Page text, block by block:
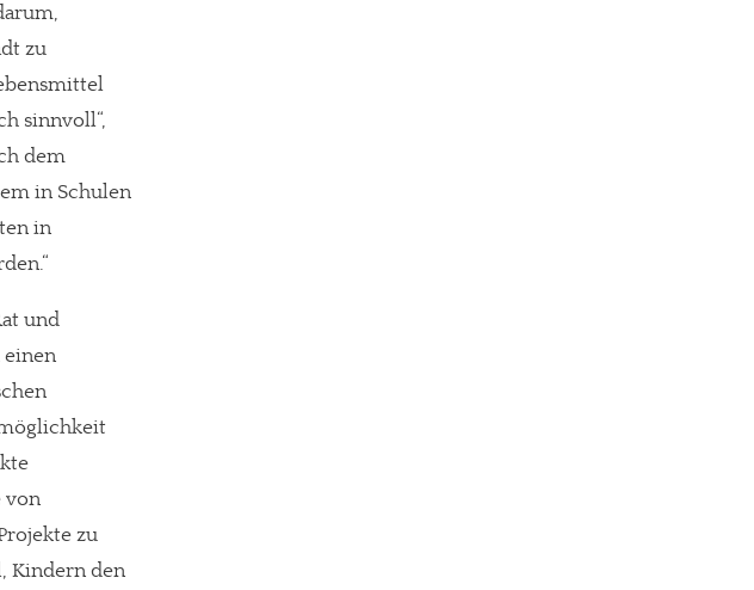
zu
sinnvoll“,
dem
in Schulen
in
und
einen
von
zu
Kindern den